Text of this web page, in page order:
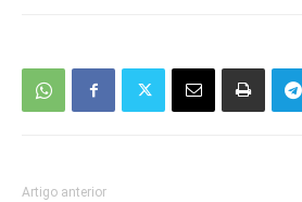
Artigo anterior